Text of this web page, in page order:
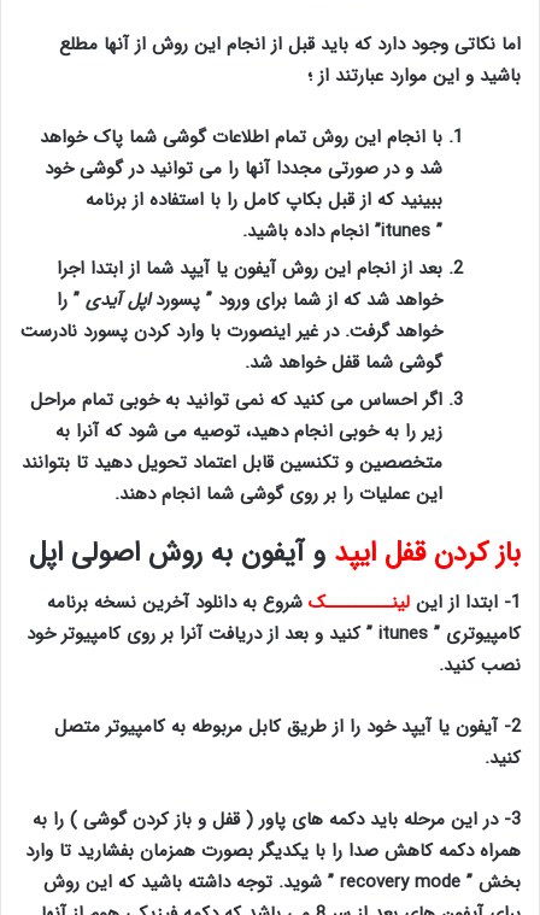
اما نکاتی وجود دارد که باید قبل از انجام این روش از آنها مطلع
باشید و این موارد عبارتند از ؛
با انجام این روش تمام اطلاعات گوشی شما پاک خواهد
شد و در صورتی مجددا آنها را می توانید در گوشی خود
ببینید که از قبل بکاپ کامل را با استفاده از برنامه
”
itunes” انجام داده باشید.
بعد از انجام این روش آیفون یا آیپد شما از ابتدا اجرا
خواهد شد که از شما برای ورود ” پسورداپل آیدی ” را
خواهد گرفت. در غیر اینصورت با وارد کردن پسورد نادرست
گوشی شما قفل خواهد شد.
اگر احساس می کنید که نمی توانید به خوبی تمام مراحل
زیر را به خوبی انجام دهید، توصیه می شود که آنرا به
متخصصین و تکنسین قابل اعتماد تحویل دهید تا بتوانند
این عملیات را بر روی گوشی شما انجام دهند.
باز کردن قفل ایپد و آیفون به روش اصولی اپل
1- ابتدا از این لینـــــــــک شروع به دانلود آخرین نسخه برنامه
کامپیوتری ”
itunes ” کنید و بعد از دریافت آنرا بر روی کامپیوتر خود
نصب کنید.
2- آیفون یا آیپد خود را از طریق کابل مربوطه به کامپیوتر متصل
کنید.
3- در این مرحله باید دکمه های پاور ( قفل و باز کردن گوشی ) را به
همراه دکمه کاهش صدا را با یکدیگر بصورت همزمان بفشارید تا وارد
بخش ” recovery mode ” شوید. توجه داشته باشید که این روش